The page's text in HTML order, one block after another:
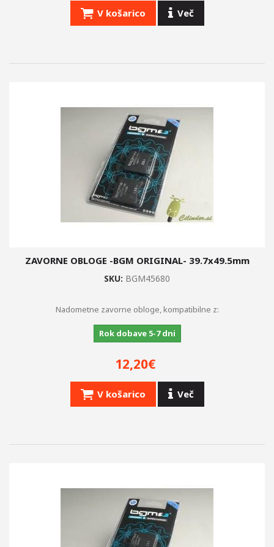
V košarico Več
ZAVORNE OBLOGE -BGM ORIGINAL- 39.7x49.5mm
SKU: BGM45680
Nadometne zavorne obloge, kompatibilne z:
Rok dobave 5-7 dni
12,20€
V košarico Več